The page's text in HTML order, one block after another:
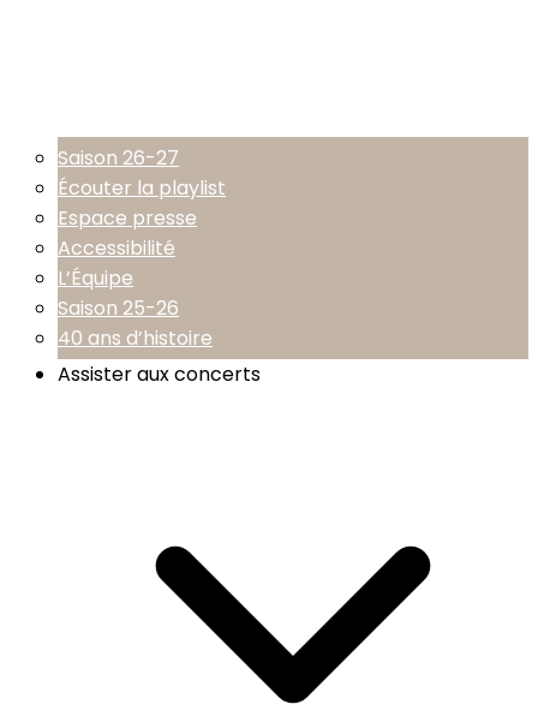
Saison 26-27
Écouter la playlist
Espace presse
Accessibilité
L’Équipe
Saison 25-26
40 ans d’histoire
Assister aux concerts